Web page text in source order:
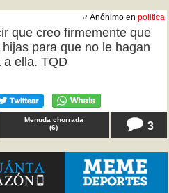
♂ Anónimo en politica
que creo firmemente que
para que no le hagan
a ella. TQD
Menuda chorrada
(6) 3